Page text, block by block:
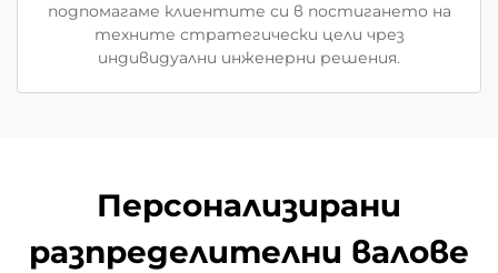
подпомагаме клиентите си в постигането на
техните стратегически цели чрез
индивидуални инженерни решения.
Персонализирани
разпределителни валове